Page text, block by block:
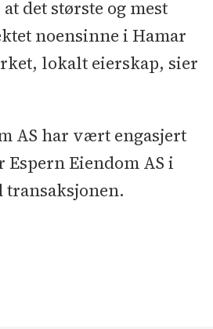
det største og mest
noensinne i Hamar
lokalt eierskap, sier
AS har vært engasjert
Eiendom AS i